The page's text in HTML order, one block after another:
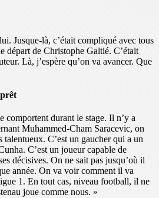
Jusque-là, c’était compliqué avec tous
départ de Christophe Galtié. C’était
Là, j’espère qu’on va avancer. Que
comportent durant le stage. Il n’y a
Muhammed-Cham Saracevic, on
talentueux. C’est un gaucher qui a un
C’est un joueur capable de
décisives. On ne sait pas jusqu’où il
année. On va voir comment il va
1. En tout cas, niveau football, il ne
joue comme nous. »